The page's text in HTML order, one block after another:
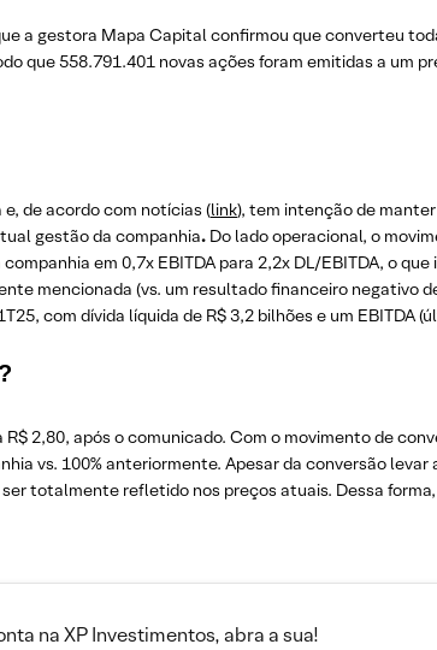
a gestora Mapa Capital confirmou que converteu
que 558.791.401 novas ações foram emitidas a um
de acordo com notícias (link), tem intenção de
gestão da companhia. Do lado operacional, o
em 0,7x EBITDA para 2,2x DL/EBITDA, o
mencionada (vs. um resultado financeiro negativo
com dívida líquida de R$ 3,2 bilhões e um EBITDA
2,80, após o comunicado. Com o movimento de
vs. 100% anteriormente. Apesar da conversão
totalmente refletido nos preços atuais. Dessa
na XP Investimentos, abra a sua!